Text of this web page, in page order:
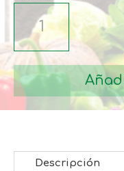
SEMILLAS
COL
MILAN
VIRTUDES
3
cantidad
Descripción